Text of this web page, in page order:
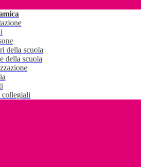
della scuola
della scuola
collegiali